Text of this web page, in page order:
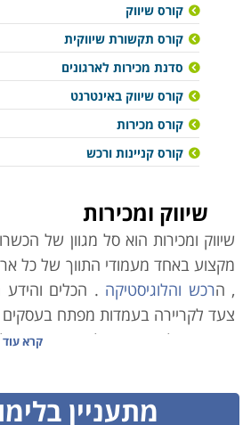
קורס שיווק
קורס תקשורת שיווקית
סדנת מכירות לארגונים
קורס שיווק באינטרנט
קורס מכירות
קורס קניינות ורכש
שיווק ומכירות
שיווק ומכירות הוא סל מגוון של
מקצוע באחד מעמודי התווך של כל
, הרכש והלוגיסטיקה . הכלים והידע
צעד לקריירה בעמדות מפתח בעסקים
מאחורי כל עסק מצליח עומד
עסקיםמעניקים את הכלים
ברמה הפיננסית והפנים ארגונית
קרא
מתעניין